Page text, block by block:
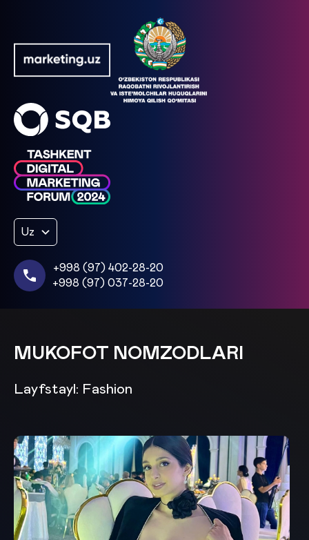
Uz
+998 (97) 402-28-20
+998 (97) 037-28-20
MUKOFOT NOMZODLARI
Layfstayl: Fashion